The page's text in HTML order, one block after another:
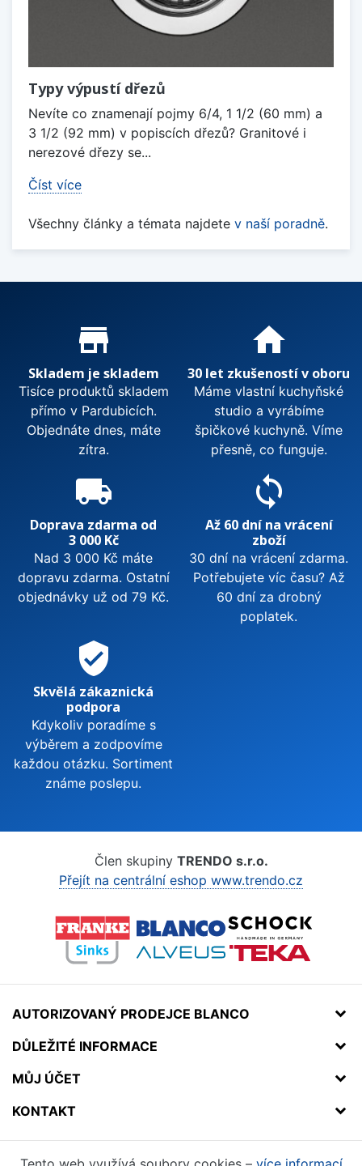
Typy výpustí dřezů
Nevíte co znamenají pojmy 6/4, 1 1/2 (60 mm) a
3 1/2 (92 mm) v popiscích dřezů? Granitové i
nerezové dřezy se...
Číst více
Všechny články a témata najdete v naší poradně.
Proč nakupovat u nás?
store_mall_directory
Skladem je skladem
Tisíce produktů skladem
přímo v Pardubicích.
Objednáte dnes, máte
zítra.
home
30 let zkušeností v oboru
Máme vlastní kuchyňské
studio a vyrábíme
špičkové kuchyně. Víme
přesně, co funguje.
local_shipping
Doprava zdarma od
3 000 Kč
Nad 3 000 Kč máte
dopravu zdarma. Ostatní
objednávky už od 79 Kč.
sync
Až 60 dní na vrácení
zboží
30 dní na vrácení zdarma.
Potřebujete víc času? Až
60 dní za drobný
poplatek.
verified_user
Skvělá zákaznická
podpora
Kdykoliv poradíme s
výběrem a zodpovíme
každou otázku. Sortiment
známe poslepu.
Člen skupiny TRENDO s.r.o.
Přejít na centrální eshop www.trendo.cz
AUTORIZOVANÝ PRODEJCE BLANCO
DŮLEŽITÉ INFORMACE
MŮJ ÚČET
KONTAKT